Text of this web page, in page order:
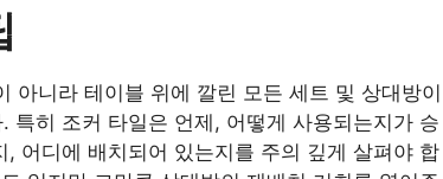
아니라 테이블 위에 깔린 모든 세트 및 상대방이
특히 조커 타일은 언제, 어떻게 사용되는지가 승
어디에 배치되어 있는지를 주의 깊게 살펴야 합